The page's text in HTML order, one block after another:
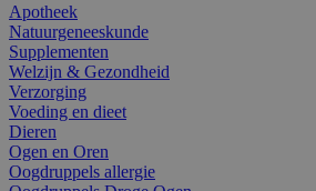
Apotheek
Natuurgeneeskunde
Supplementen
Welzijn & Gezondheid
Verzorging
Voeding en dieet
Dieren
Ogen en Oren
Oogdruppels allergie